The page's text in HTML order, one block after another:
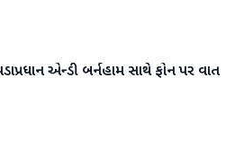
એન્ડી બર્નહામ સાથે ફોન પર વાત